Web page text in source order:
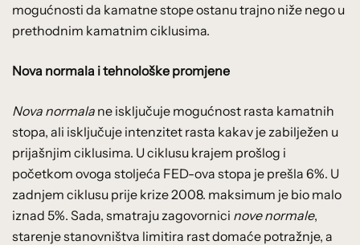
mogućnosti da kamatne stope ostanu trajno niže nego u
prethodnim kamatnim ciklusima.
Nova normala i tehnološke promjene
Nova normala ne isključuje mogućnost rasta kamatnih
stopa, ali isključuje intenzitet rasta kakav je zabilježen u
prijašnjim ciklusima. U ciklusu krajem prošlog i
početkom ovoga stoljeća FED-ova stopa je prešla 6%. U
zadnjem ciklusu prije krize 2008. maksimum je bio malo
iznad 5%. Sada, smatraju zagovornici nove normale,
starenje stanovništva limitira rast domaće potražnje, a